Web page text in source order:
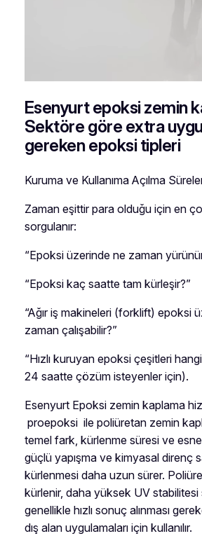
Esenyurt epoksi zemin
Sektöre göre extra
gereken epoksi tipleri
Kuruma ve Kullanıma Açılma
Zaman eşittir para olduğu için en
sorgulanır:
“Epoksi üzerinde ne zaman
“Epoksi kaç saatte tam kürleşir?”
“Ağır iş makineleri (forklift) epoksi
zaman çalışabilir?”
“Hızlı kuruyan epoksi çeşitleri
24 saatte çözüm isteyenler için).
Esenyurt Epoksi zemin kaplama
proepoksi ile poliüretan zemin
temel fark, kürlenme süresi ve
güçlü yapışma ve kimyasal direnç
kürlenmesi daha uzun sürer. Poliüre
kürlenir, daha yüksek UV stabilitesi
genellikle hızlı sonuç alınması
dış alan uygulamaları için kullanılır.